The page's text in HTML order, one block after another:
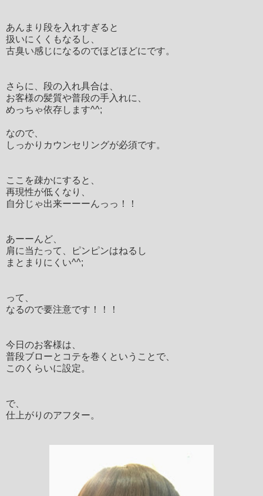
あんまり段を入れすぎると
扱いにくくもなるし、
古臭い感じになるのでほどほどにです。
さらに、段の入れ具合は、
お客様の髪質や普段の手入れに、
めっちゃ依存します^^;
なので、
しっかりカウンセリングが必須です。
ここを疎かにすると、
再現性が低くなり、
自分じゃ出来ーーーんっっ！！
あーーんど、
肩に当たって、ピンピンはねるし
まとまりにくい^^;
って、
なるので要注意です！！！
今日のお客様は、
普段ブローとコテを巻くということで、
このくらいに設定。
で、
仕上がりのアフター。